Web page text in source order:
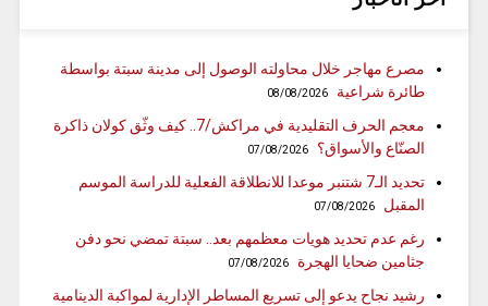
مصرع مهاجر خلال محاولته الوصول إلى مدينة سبتة بواسطة
طائرة شراعية
08/08/2026
معجم الحرف التقليدية في مراكش/7.. كيف وثّق كولان ذاكرة
الصنّاع والأسواق؟
07/08/2026
تحديد الـ7 شتنبر موعدا للانطلاقة الفعلية للدراسة الموسم
المقبل
07/08/2026
رغم عدم تحديد هويات معظمهم بعد.. سبتة تمضي نحو دفن
جثامين ضحايا الهجرة
07/08/2026
رشيد نجاح يدعو إلى تسريع المساطر الإدارية لمواكبة الدينامية